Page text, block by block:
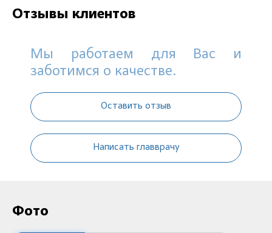
Отзывы клиентов
Мы работаем для Вас и
заботимся о качестве.
Оставить отзыв
Написать главврачу
Фото